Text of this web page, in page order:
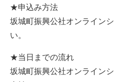
★申込み方法
坂城町振興公社オンライン
い。
★当日までの流れ
坂城町振興公社オンライン